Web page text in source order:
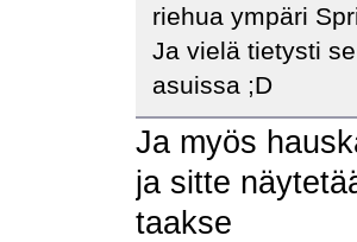
riehua ympäri
Ja vielä tietysti
asuissa ;D
Ja myös
ja sitte
taakse